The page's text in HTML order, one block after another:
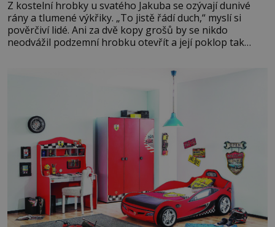
Z kostelní hrobky u svatého Jakuba se ozývají dunivé
rány a tlumené výkřiky. „To jistě řádí duch,“ myslí si
pověrčiví lidé. Ani za dvě kopy grošů by se nikdo
neodvážil podzemní hrobku otevřít a její poklop tak